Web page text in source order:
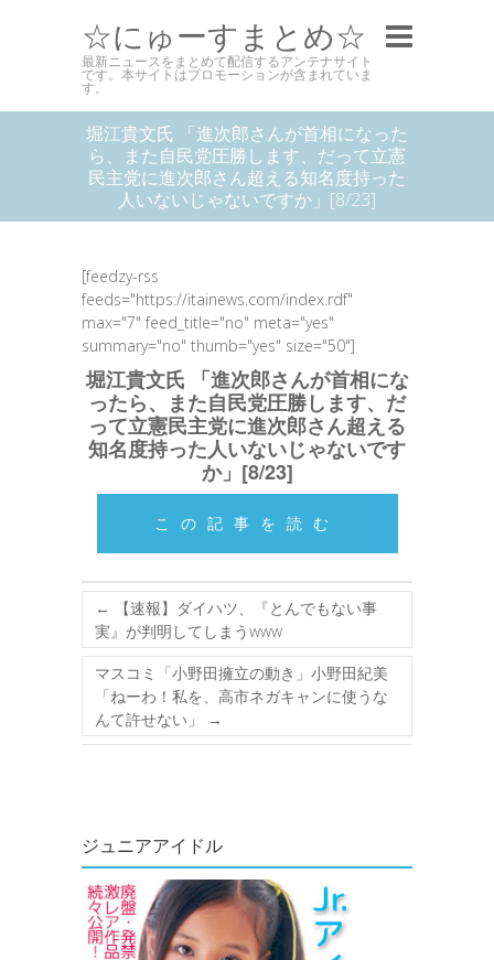
☆にゅーすまとめ☆
最新ニュースをまとめて配信するアンテナサイト
です。本サイトはプロモーションが含まれていま
す。
堀江貴文氏 「進次郎さんが首相になった
ら、また自民党圧勝します、だって立憲
民主党に進次郎さん超える知名度持った
人いないじゃないですか」[8/23]
[feedzy-rss
feeds="https://itainews.com/index.rdf"
max="7" feed_title="no" meta="yes"
summary="no" thumb="yes" size="50"]
堀江貴文氏 「進次郎さんが首相にな
ったら、また自民党圧勝します、だ
って立憲民主党に進次郎さん超える
知名度持った人いないじゃないです
か」[8/23]
この記事を読む
←
【速報】ダイハツ、『とんでもない事
実』が判明してしまうwww
マスコミ「小野田擁立の動き」小野田紀美
「ねーわ！私を、高市ネガキャンに使うな
んて許せない」
→
ジュニアアイドル